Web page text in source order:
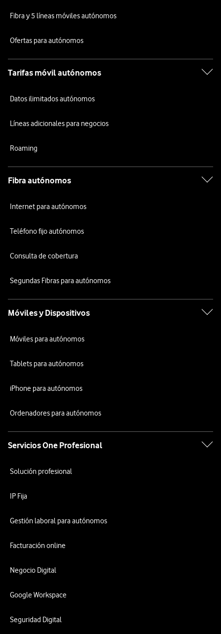
Fibra y 5 líneas móviles autónomos
Ofertas para autónomos
Tarifas móvil autónomos
Datos ilimitados autónomos
Líneas adicionales para negocios
Roaming
Fibra autónomos
Internet para autónomos
Teléfono fijo autónomos
Consulta de cobertura
Segundas Fibras para autónomos
Móviles y Dispositivos
Móviles para autónomos
Tablets para autónomos
iPhone para autónomos
Ordenadores para autónomos
Servicios One Profesional
Solución profesional
IP Fija
Gestión laboral para autónomos
Facturación online
Negocio Digital
Google Workspace
Seguridad Digital